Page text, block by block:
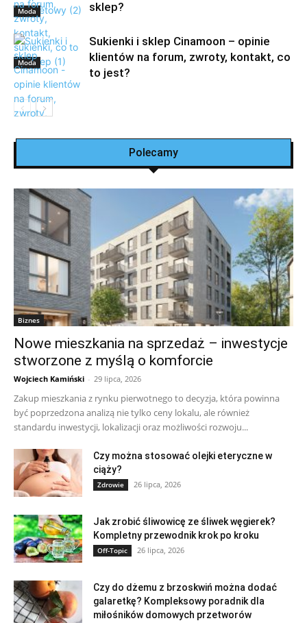
Moda
Moda
sklep?
Moda
Sukienki i sklep Cinamoon – opinie
klientów na forum, zwroty, kontakt, co
to jest?
Polecamy
Biznes
Nowe mieszkania na sprzedaż – inwestycje
stworzone z myślą o komforcie
Wojciech Kamiński - 29 lipca, 2026
Zakup mieszkania z rynku pierwotnego to decyzja, która powinna
być poprzedzona analizą nie tylko ceny lokalu, ale również
standardu inwestycji, lokalizacji oraz możliwości rozwoju...
Czy można stosować olejki eteryczne w
ciąży?
Zdrowie 26 lipca, 2026
Jak zrobić śliwowicę ze śliwek węgierek?
Kompletny przewodnik krok po kroku
Off-Topic 26 lipca, 2026
Czy do dżemu z brzoskwiń można dodać
galaretkę? Kompleksowy poradnik dla
miłośników domowych przetworów